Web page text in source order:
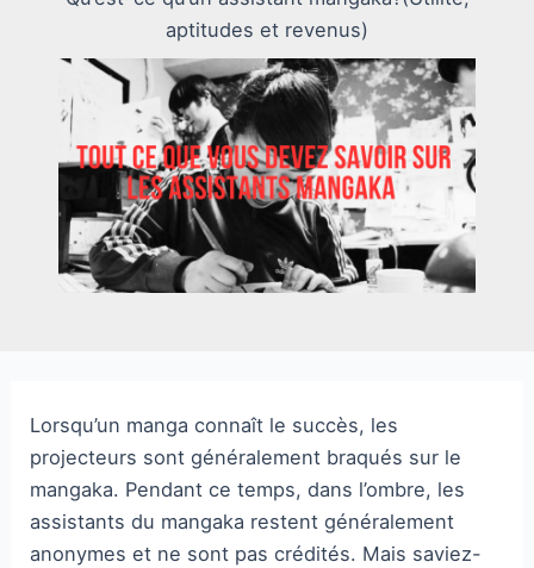
aptitudes et revenus)
Lorsqu’un manga connaît le succès, les
projecteurs sont généralement braqués sur le
mangaka. Pendant ce temps, dans l’ombre, les
assistants du mangaka restent généralement
anonymes et ne sont pas crédités. Mais saviez-